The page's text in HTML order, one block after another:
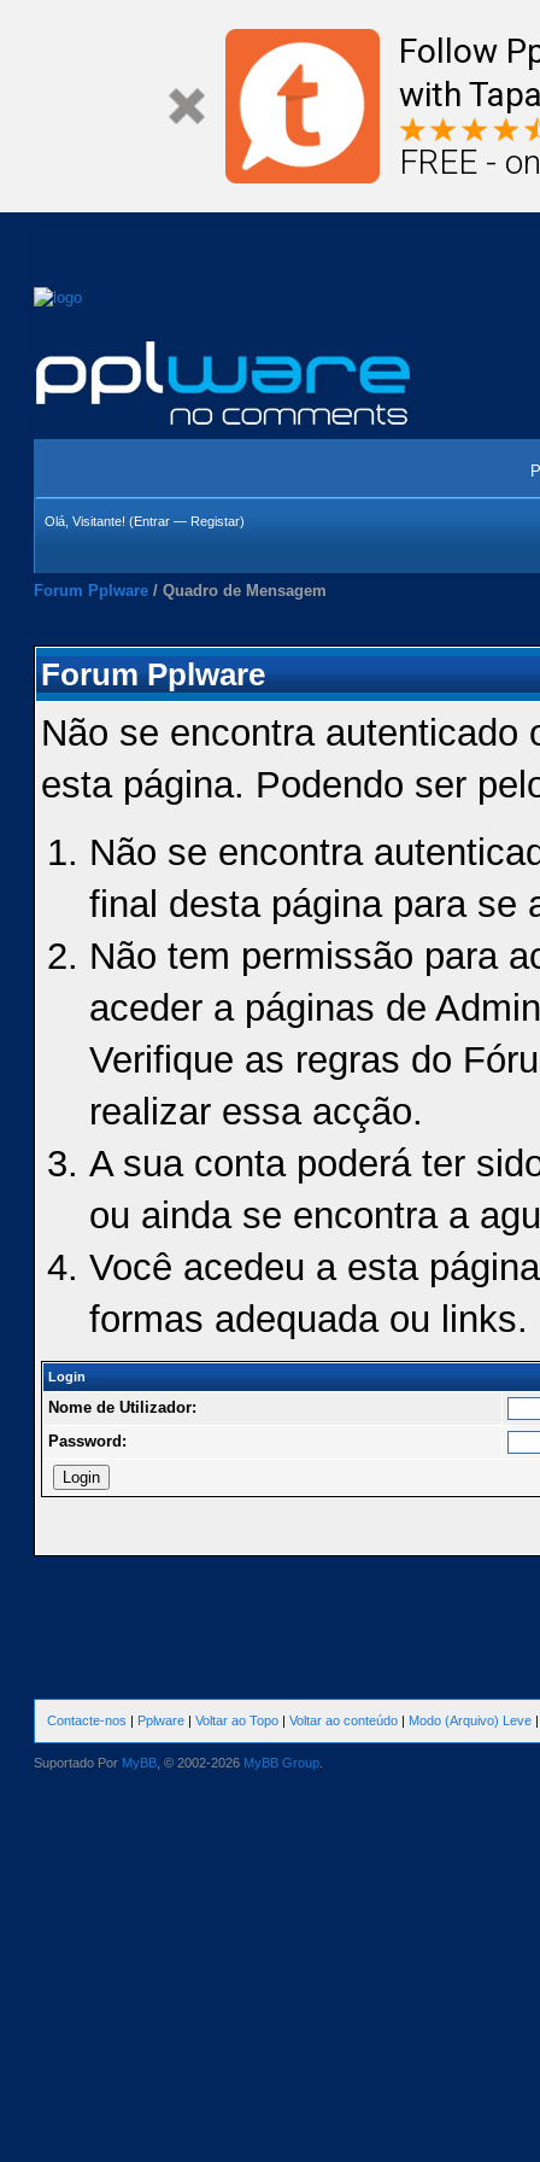
Follow
with
FREE -
Olá, Visitante! (Entrar — Registar)
Forum Pplware / Quadro de Mensagem
Forum Pplware
Não se encontra autenticado
esta página. Podendo ser
Não se encontra
final desta página para se
Não tem permissão para
aceder a páginas de
Verifique as regras do
realizar essa acção.
A sua conta poderá ter
ou ainda se encontra a
Você acedeu a esta
formas adequada ou links.
Login
Nome de Utilizador:
Password:
Contacte-nos | Pplware | Voltar ao Topo | Voltar ao conteúdo | Modo (Arquivo) Leve
Suportado Por MyBB , © 2002-2026 MyBB Group